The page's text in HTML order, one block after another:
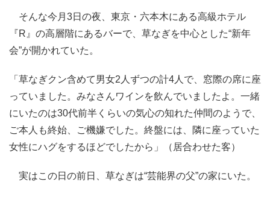
そんな今月3日の夜、東京・六本木にある高級ホテル
『R』の高層階にあるバーで、草なぎを中心とした“新年
会”が開かれていた。
「草なぎクン含めて男女2人ずつの計4人で、窓際の席に座
っていました。みなさんワインを飲んでいましたよ。一緒
にいたのは30代前半くらいの気心の知れた仲間のようで、
ご本人も終始、ご機嫌でした。終盤には、隣に座っていた
女性にハグをするほどでしたから」（居合わせた客）
実はこの日の前日、草なぎは“芸能界の父”の家にいた。